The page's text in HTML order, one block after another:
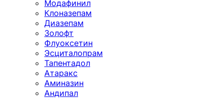
Модафинил
Клоназепам
Диазепам
Золофт
Флуоксетин
Эсциталопрам
Тапентадол
Атаракс
Аминазин
Андипал